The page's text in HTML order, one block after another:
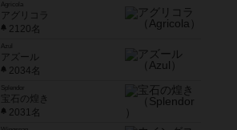
Agricola
アグリコラ
2120名
Azul
アズール
2034名
宝石の煌き
2031名